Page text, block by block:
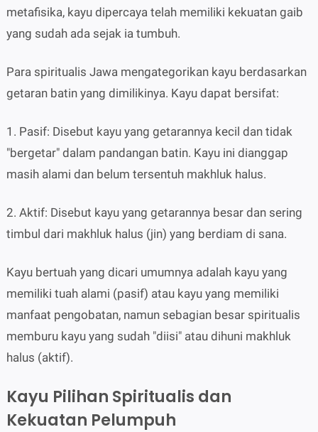
metafisika, kayu dipercaya telah memiliki kekuatan gaib
yang sudah ada sejak ia tumbuh.
Para spiritualis Jawa mengategorikan kayu berdasarkan
getaran batin yang dimilikinya. Kayu dapat bersifat:
1. Pasif: Disebut kayu yang getarannya kecil dan tidak
"bergetar" dalam pandangan batin. Kayu ini dianggap
masih alami dan belum tersentuh makhluk halus.
2. Aktif: Disebut kayu yang getarannya besar dan sering
timbul dari makhluk halus (jin) yang berdiam di sana.
Kayu bertuah yang dicari umumnya adalah kayu yang
memiliki tuah alami (pasif) atau kayu yang memiliki
manfaat pengobatan, namun sebagian besar spiritualis
memburu kayu yang sudah "diisi" atau dihuni makhluk
halus (aktif).
Kayu Pilihan Spiritualis dan
Kekuatan Pelumpuh